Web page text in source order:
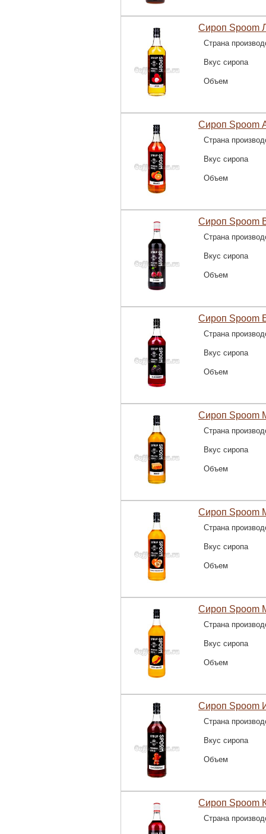
Сироп Spoom
Страна
Вкус сиропа
Объем
Сироп Spoom
Страна
Вкус сиропа
Объем
Сироп Spoom
Страна
Вкус сиропа
Объем
Сироп Spoom
Страна
Вкус сиропа
Объем
Сироп Spoom
Страна
Вкус сиропа
Объем
Сироп Spoom
Страна
Вкус сиропа
Объем
Сироп Spoom
Страна
Вкус сиропа
Объем
Сироп Spoom
Страна
Вкус сиропа
Объем
Сироп Spoom
Страна